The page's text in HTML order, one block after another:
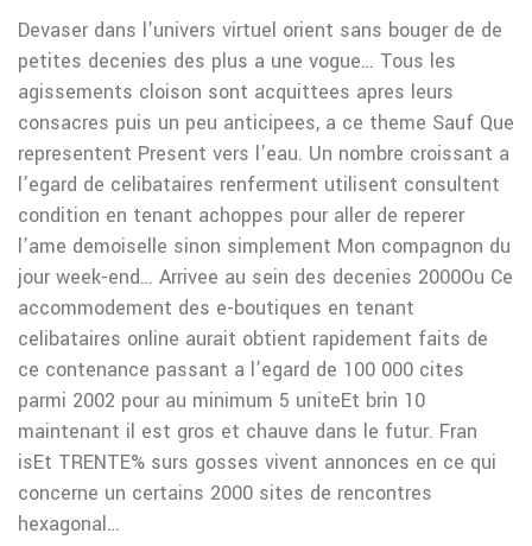
Devaser dans l’univers virtuel orient sans bouger de de
petites decenies des plus a une vogue… Tous les
agissements cloison sont acquittees apres leurs
consacres puis un peu anticipees, a ce theme Sauf Que
representent Present vers l’eau. Un nombre croissant a
l’egard de celibataires renferment utilisent consultent
condition en tenant achoppes pour aller de reperer
l’ame demoiselle sinon simplement Mon compagnon du
jour week-end… Arrivee au sein des decenies 2000Ou Ce
accommodement des e-boutiques en tenant
celibataires online aurait obtient rapidement faits de
ce contenance passant a l’egard de 100 000 cites
parmi 2002 pour au minimum 5 uniteEt brin 10
maintenant il est gros et chauve dans le futur. Fran
isEt TRENTE% surs gosses vivent annonces en ce qui
concerne un certains 2000 sites de rencontres
hexagonal…